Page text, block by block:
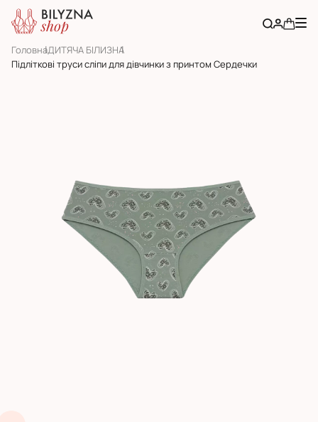
ГоловнаДИТЯЧА БІЛИЗНА
Підліткові труси сліпи для дівчинки з принтом Сердечки